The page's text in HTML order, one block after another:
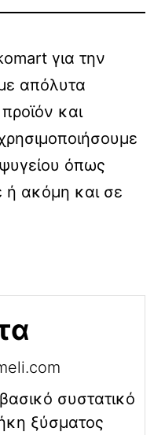
για την
απόλυτα
και
όπως
ή ακόμη και σε
συστατικό
ξύσματος